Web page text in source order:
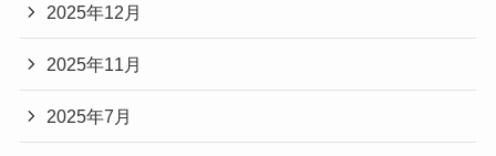
2025年12月
2025年11月
2025年7月